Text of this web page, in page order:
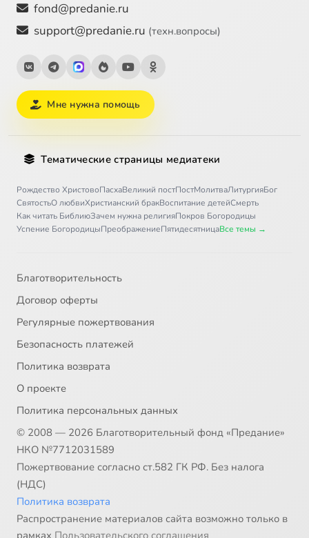
fond@predanie.ru
support@predanie.ru (техн.вопросы)
Мне нужна помощь
Тематические страницы медиатеки
Рождество ХристовоПасхаВеликий постПостМолитваЛитургияБог
СвятостьО любвиХристианский бракВоспитание детейСмерть
Как читать БиблиюЗачем нужна религияПокров Богородицы
Успение БогородицыПреображениеПятидесятницаВсе темы →
Благотворительность
Договор оферты
Регулярные пожертвования
Безопасность платежей
Политика возврата
О проекте
Политика персональных данных
© 2008 — 2026 Благотворительный фонд «Предание»
НКО №7712031589
Пожертвование согласно ст.582 ГК РФ. Без налога
(НДС)
Политика возврата
Распространение материалов сайта возможно только в